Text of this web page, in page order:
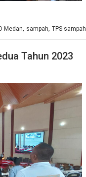
Medan, sampah, TPS sampah
Tahun 2023